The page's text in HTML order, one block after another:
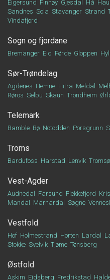
Eigersund Finnøy Gjesdal Hå
Sandnes Sola Stavanger Strand
Vindafjord
Sogn og fjordane
Bremanger Eid Førde Gloppen
Sør-Trøndelag
Agdenes Hemne Hitra Meldal
Røros Selbu Skaun Trondheim
Telemark
Bamble Bø Notodden Porsgrunn
Troms
Bardufoss Harstad Lenvik Tromsø
Vest-Agder
Audnedal Farsund Flekkefjord
Mandal
Marnardal Søgne
Vestfold
Hof Holmestrand Horten Lardal
Stokke Svelvik Tjøme Tønsberg
Østfold
Askim Eidsberg Fredrikstad